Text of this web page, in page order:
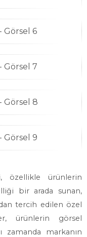
özellikle ürünlerin
bir arada sunan,
tercih edilen özel
ürünlerin görsel
zamanda markanın